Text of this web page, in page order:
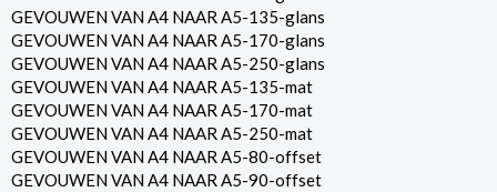
GEVOUWEN VAN A4 NAAR A5-135-glans
GEVOUWEN VAN A4 NAAR A5-170-glans
GEVOUWEN VAN A4 NAAR A5-250-glans
GEVOUWEN VAN A4 NAAR A5-135-mat
GEVOUWEN VAN A4 NAAR A5-170-mat
GEVOUWEN VAN A4 NAAR A5-250-mat
GEVOUWEN VAN A4 NAAR A5-80-offset
GEVOUWEN VAN A4 NAAR A5-90-offset